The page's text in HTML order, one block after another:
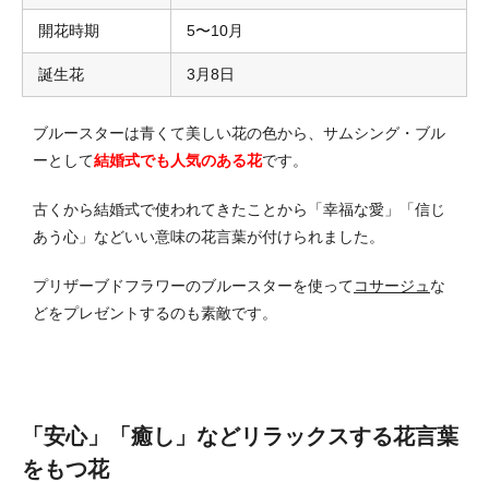
開花時期 5〜10月
誕生花 3月8日
ブルースターは青くて美しい花の色から、サムシング・ブル
ーとして結婚式でも人気のある花です。
古くから結婚式で使われてきたことから「幸福な愛」「信じ
あう心」などいい意味の花言葉が付けられました。
プリザーブドフラワーのブルースターを使ってコサージュ な
どをプレゼントするのも素敵です。
「安心」「癒し」などリラックスする花言葉
をもつ花